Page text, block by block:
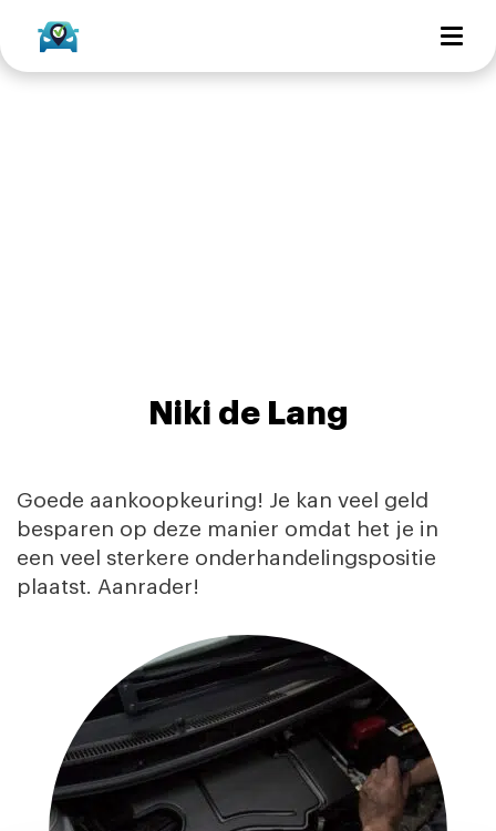
Niki de Lang
Goede aankoopkeuring! Je kan veel geld
besparen op deze manier omdat het je in
een veel sterkere onderhandelingspositie
plaatst. Aanrader!